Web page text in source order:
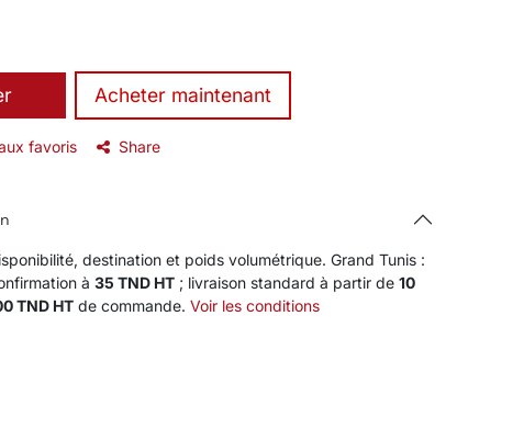
​Acheter maintenant
favoris Share
destination et poids volumétrique. Grand Tunis :
à 35 TND HT ; livraison standard à partir de 10
TND HT de commande. Voir les conditions